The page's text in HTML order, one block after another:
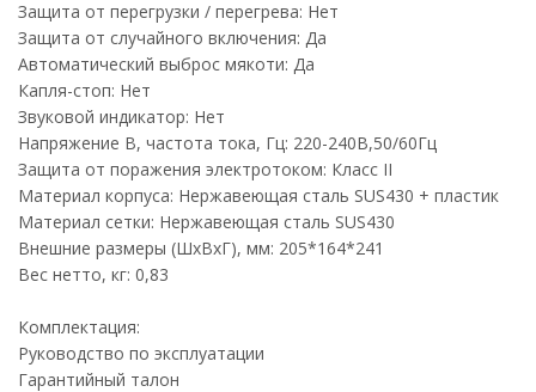
Защита от перегрузки / перегрева: Нет
Защита от случайного включения: Да
Автоматический выброс мякоти: Да
Капля-стоп: Нет
Звуковой индикатор: Нет
Напряжение В, частота тока, Гц: 220-240В,50/60Гц
Защита от поражения электротоком: Класс II
Материал корпуса: Нержавеющая сталь SUS430 + пластик
Материал сетки: Нержавеющая сталь SUS430
Внешние размеры (ШхВхГ), мм: 205*164*241
Вес нетто, кг: 0,83
Комплектация:
Руководство по эксплуатации
Гарантийный талон